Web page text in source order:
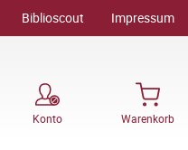
Biblioscout Impressum
Konto Warenkorb